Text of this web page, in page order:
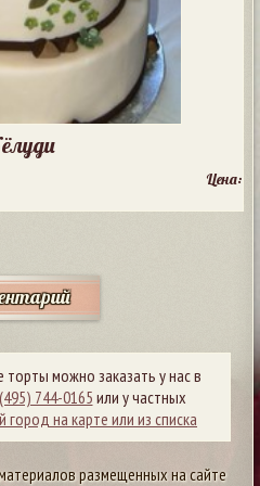
Цена:
можно заказать у нас в
744-0165 или у частных
город на карте или из списка
размещенных на сайте